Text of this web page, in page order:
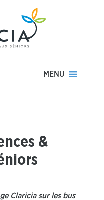
MENU
&
Claricia sur les bus